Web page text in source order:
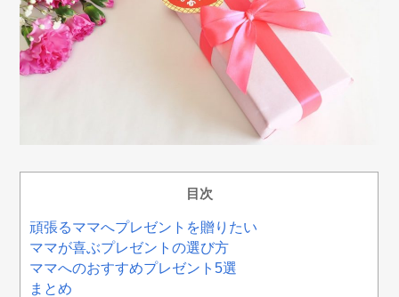
目次
頑張るママへプレゼントを贈りたい
ママが喜ぶプレゼントの選び方
ママへのおすすめプレゼント5選
まとめ